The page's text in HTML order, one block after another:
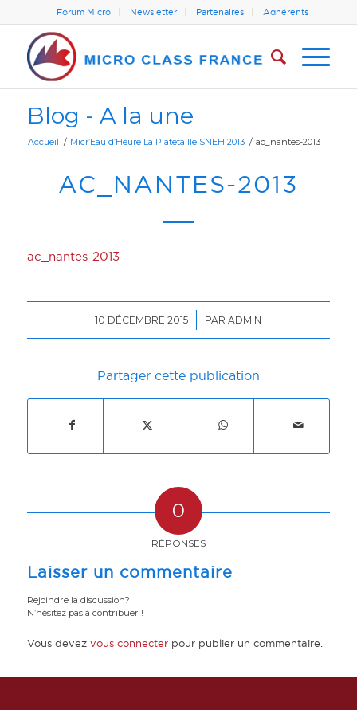
Forum Micro Newsletter Partenaires Adhérents
Blog - A la une
Accueil / Micr’Eau d’Heure La Platetaille SNEH 2013 / ac_nantes-2013
AC_NANTES-2013
ac_nantes-2013
10 DÉCEMBRE 2015
/ PARADMIN
Partager cette publication
0
RÉPONSES
Laisser un commentaire
Rejoindre la discussion?
N’hésitez pas à contribuer !
Vous devez vous connecterpour publier un commentaire.